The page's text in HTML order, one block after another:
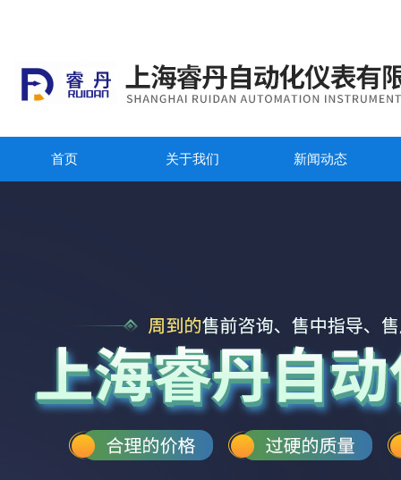
首页 关于我们 新闻动态